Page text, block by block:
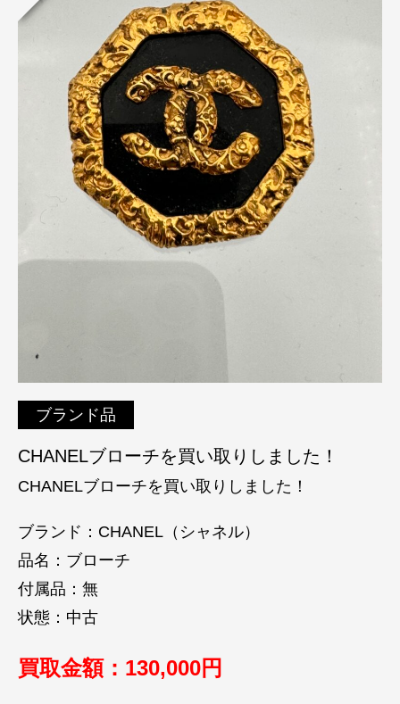
ブランド品
CHANELブローチを買い取りしました！
CHANELブローチを買い取りしました！
ブランド：CHANEL（シャネル）
品名：ブローチ
付属品：無
状態：中古
買取金額：130,000円